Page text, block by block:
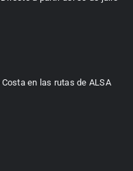
en las rutas de ALSA